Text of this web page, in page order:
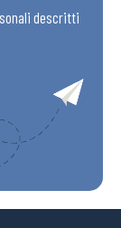
descritti